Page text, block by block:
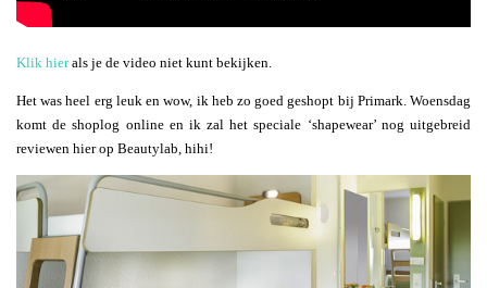
Klik hierals je de video niet kunt bekijken.
Het was heel erg leuk en wow, ik heb zo goed geshopt bij Primark. Woensdag
komt de shoplog online en ik zal het speciale ‘shapewear’ nog uitgebreid
reviewen hier op Beautylab, hihi!